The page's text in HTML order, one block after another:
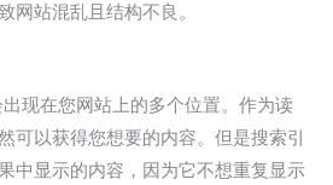
网站混乱且结构不良。
现在您网站上的多个位置。作为读
可以获得您想要的内容。但是搜索引
中显示的内容，因为它不想重复显示